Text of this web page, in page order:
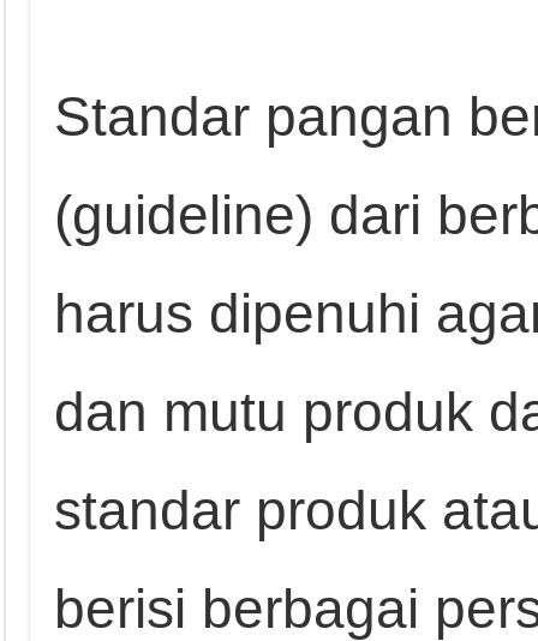
Standar pangan
(guideline) dari
harus dipenuhi
dan mutu produk
standar produk
berisi berbagai